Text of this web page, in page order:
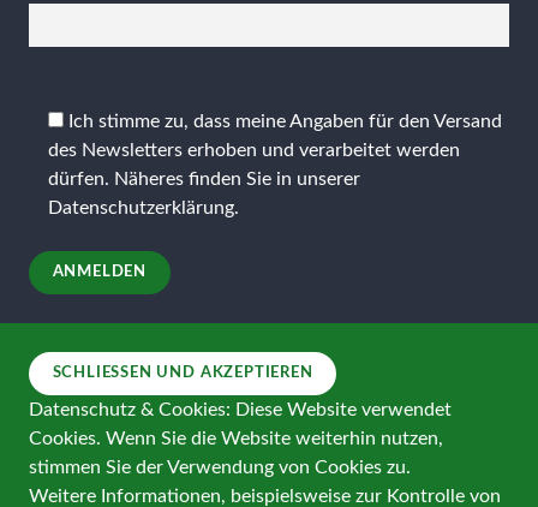
lasse
dieses
Feld
leer.
Ich stimme zu, dass meine Angaben für den Versand
des Newsletters erhoben und verarbeitet werden
dürfen. Näheres finden Sie in unserer
Datenschutzerklärung.
Datenschutz & Cookies: Diese Website verwendet
Cookies. Wenn Sie die Website weiterhin nutzen,
stimmen Sie der Verwendung von Cookies zu.
Weitere Informationen, beispielsweise zur Kontrolle von